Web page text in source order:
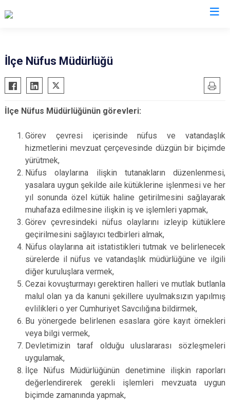
Ayvacık
Bayramiç
Biga
Eceabat
Gökçeada
Yenice
İlçe Nüfus Müdürlüğü
İlçe Nüfus Müdürlüğünün görevleri:
Görev çevresi içerisinde nüfus ve vatandaşlık
hizmetlerini mevzuat çerçevesinde düzgün bir biçimde
yürütmek,
Nüfus olaylarına ilişkin tutanakların düzenlenmesi,
yasalara uygun şekilde aile kütüklerine işlenmesi ve her
yıl sonunda özel kütük haline getirilmesini sağlayarak
muhafaza edilmesine ilişkin iş ve işlemleri yapmak,
Görev çevresindeki nüfus olaylarını izleyip kütüklere
geçirilmesini sağlayıcı tedbirleri almak,
Nüfus olaylarına ait istatistikleri tutmak ve belirlenecek
sürelerde il nüfus ve vatandaşlık müdürlüğüne ve ilgili
diğer kuruluşlara vermek,
Cezai kovuşturmayı gerektiren halleri ve mutlak butlanla
malul olan ya da kanuni şekillere uyulmaksızın yapılmış
evlilikleri o yer Cumhuriyet Savcılığına bildirmek,
Bu yönergede belirlenen esaslara göre kayıt örnekleri
veya bilgi vermek,
Devletimizin taraf olduğu uluslararası sözleşmeleri
uygulamak,
İlçe Nüfus Müdürlüğünün denetimine ilişkin raporları
değerlendirerek gerekli işlemleri mevzuata uygun
biçimde zamanında yapmak,